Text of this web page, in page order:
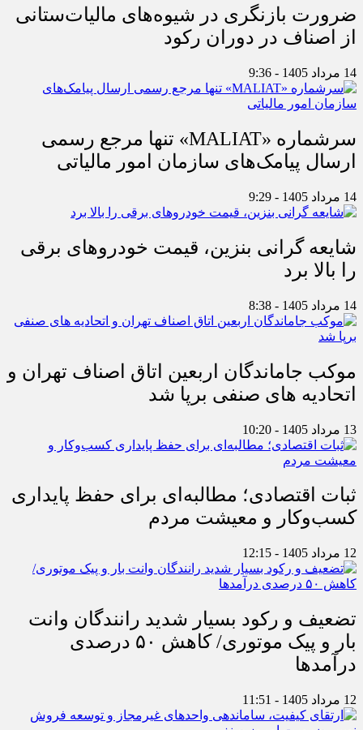
ضرورت بازنگری در شیوه‌های مالیات‌ستانی
از اصناف در دوران رکود
14 مرداد 1405 - 9:36
سرشماره «MALIAT» تنها مرجع رسمی
ارسال پیامک‌های سازمان امور مالیاتی
14 مرداد 1405 - 9:29
شایعه گرانی بنزین، قیمت خودروهای برقی
را بالا برد
14 مرداد 1405 - 8:38
موکب جاماندگان اربعین اتاق اصناف تهران و
اتحادیه های صنفی برپا شد
13 مرداد 1405 - 10:20
ثبات اقتصادی؛ مطالبه‌ای برای حفظ پایداری
کسب‌وکار و معیشت مردم
12 مرداد 1405 - 12:15
تضعیف و رکود بسیار شدید رانندگان وانت
بار و پیک موتوری/ کاهش ۵۰ درصدی
درآمدها
12 مرداد 1405 - 11:51